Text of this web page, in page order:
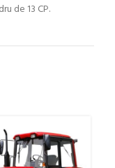
de 13 CP.